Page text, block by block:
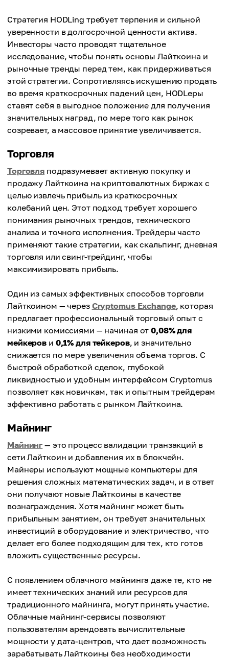
Стратегия HODLing требует терпения и сильной
уверенности в долгосрочной ценности актива.
Инвесторы часто проводят тщательное
исследование, чтобы понять основы Лайткоина и
рыночные тренды перед тем, как придерживаться
этой стратегии. Сопротивляясь искушению продать
во время краткосрочных падений цен, HODLеры
ставят себя в выгодное положение для получения
значительных наград, по мере того как рынок
созревает, а массовое принятие увеличивается.
Торговля
Торговля подразумевает активную покупку и
продажу Лайткоина на криптовалютных биржах с
целью извлечь прибыль из краткосрочных
колебаний цен. Этот подход требует хорошего
понимания рыночных трендов, технического
анализа и точного исполнения. Трейдеры часто
применяют такие стратегии, как скальпинг, дневная
торговля или свинг-трейдинг, чтобы
максимизировать прибыль.
Один из самых эффективных способов торговли
Лайткоином — через Cryptomus Exchange, которая
предлагает профессиональный торговый опыт с
низкими комиссиями — начиная от0,08% для
мейкеров и 0,1% для тейкеров, и значительно
снижается по мере увеличения объема торгов. С
быстрой обработкой сделок, глубокой
ликвидностью и удобным интерфейсом Cryptomus
позволяет как новичкам, так и опытным трейдерам
эффективно работать с рынком Лайткоина.
Майнинг
Майнинг — это процесс валидации транзакций в
сети Лайткоин и добавления их в блокчейн.
Майнеры используют мощные компьютеры для
решения сложных математических задач, и в ответ
они получают новые Лайткоины в качестве
вознаграждения. Хотя майнинг может быть
прибыльным занятием, он требует значительных
инвестиций в оборудование и электричество, что
делает его более подходящим для тех, кто готов
вложить существенные ресурсы.
С появлением облачного майнинга даже те, кто не
имеет технических знаний или ресурсов для
традиционного майнинга, могут принять участие.
Облачные майнинг-сервисы позволяют
пользователям арендовать вычислительные
мощности у дата-центров, что дает возможность
зарабатывать Лайткоины без необходимости